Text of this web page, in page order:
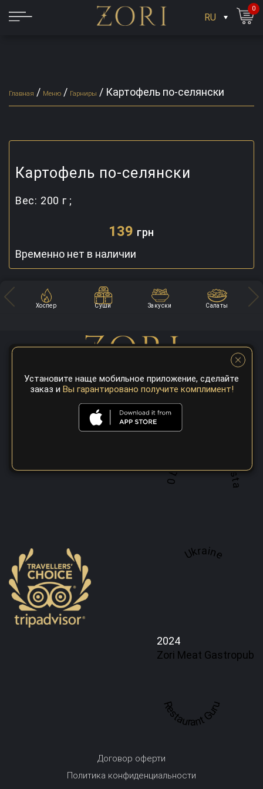
RU
0
Главная / Меню / Гарниры / Картофель по-селянски
Картофель по-селянски
Вес: 200 г ;
139 грн
Временно нет в наличии
Хоспер Суши Закуски Салаты
A top 100 best steaks restaurant in
Ukraine
2024
Zori Meat Gastropub
Restaurant Guru
Договор оферти
Политика конфиденциальности
Установите наще мобильное приложение, сделайте
заказ и Вы гарантировано получите комплимент!